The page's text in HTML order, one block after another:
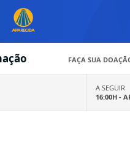
FAÇA SUA
A SEGUIR
16:00H -